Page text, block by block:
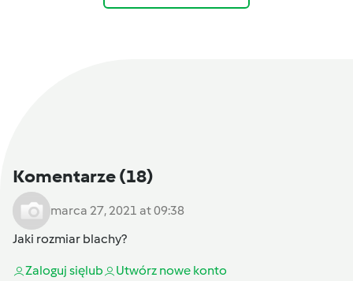
Komentarze(18)
marca 27, 2021 at 09:38
Jaki rozmiar blachy?
Zaloguj sięlub Utwórz nowe konto